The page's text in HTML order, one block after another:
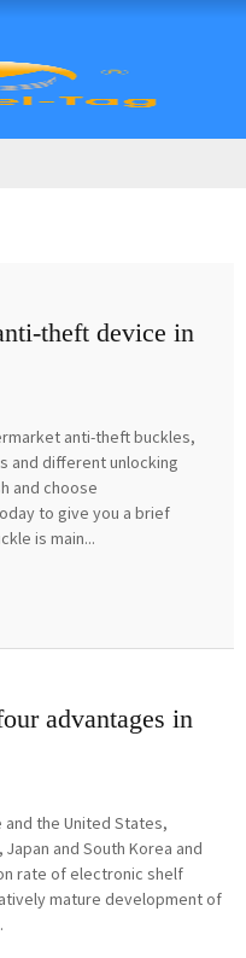
theft device in
anti-theft buckles,
and different unlocking
and choose
to give you a brief
is main...
advantages in
the United States,
and South Korea and
rate of electronic shelf
mature development of